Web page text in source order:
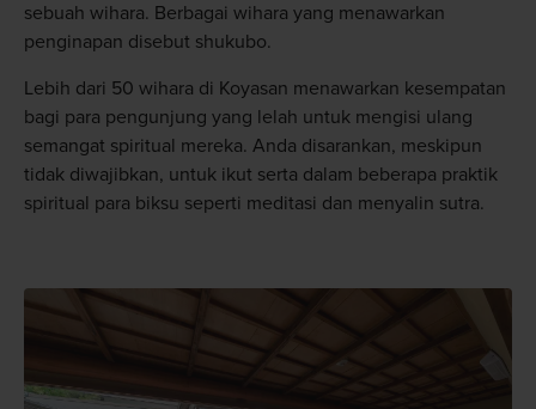
sebuah wihara. Berbagai wihara yang menawarkan
penginapan disebut shukubo.
Lebih dari 50 wihara di Koyasan menawarkan kesempatan
bagi para pengunjung yang lelah untuk mengisi ulang
semangat spiritual mereka. Anda disarankan, meskipun
tidak diwajibkan, untuk ikut serta dalam beberapa praktik
spiritual para biksu seperti meditasi dan menyalin sutra.